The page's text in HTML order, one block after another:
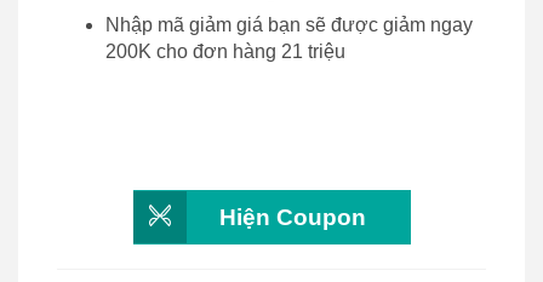
Nhập mã giảm giá bạn sẽ được giảm ngay
200K cho đơn hàng 21 triệu
Hiện Coupon